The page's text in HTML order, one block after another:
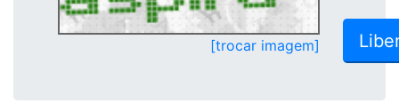
[trocar imagem]